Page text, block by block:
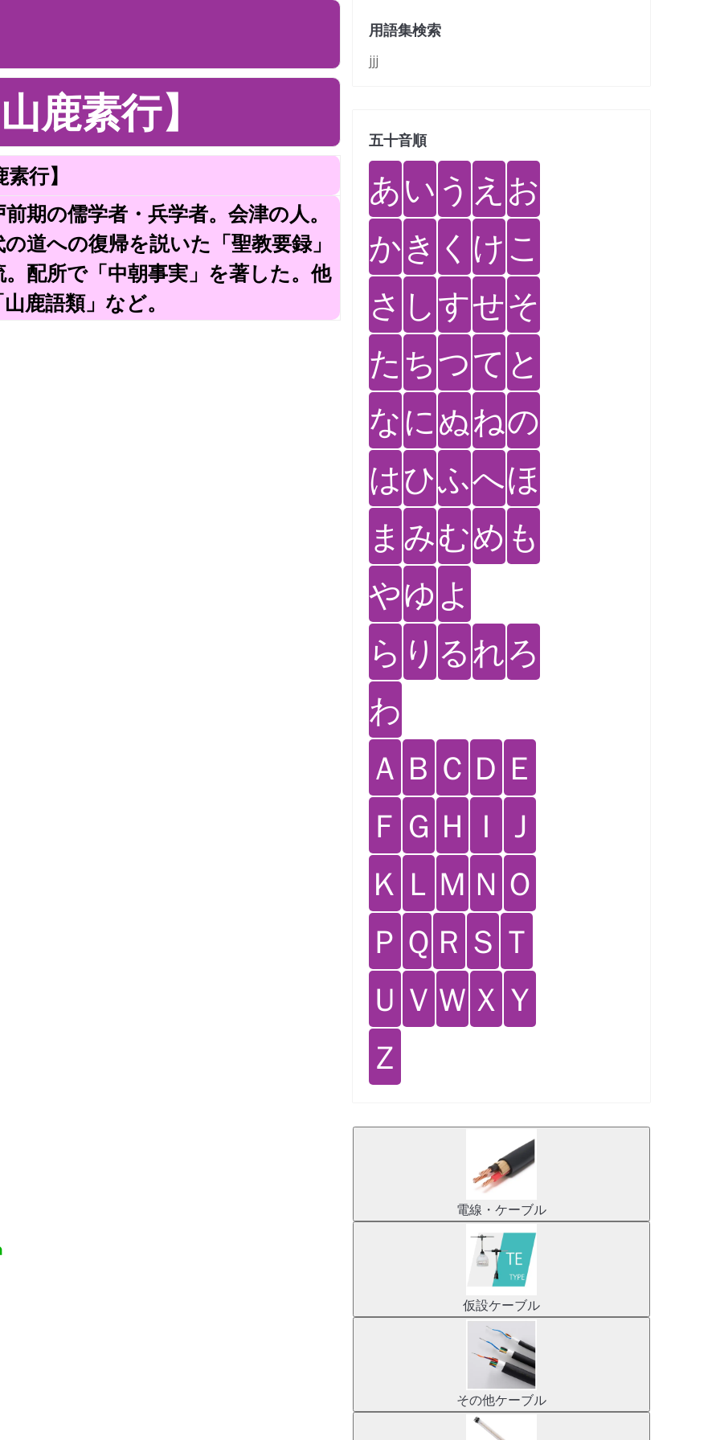
鹿素行】
行】
期の儒学者・兵学者。会津の人。
道への復帰を説いた「聖教要録」
配所で「中朝事実」を著した。他
鹿語類」など。
用語集検索
jjj
五十音順
あい う え お
かき く けこ
さ しすせそ
た ちつて と
なにぬねの
はひふへほ
ま みむめ も
やゆ よ
ら り るれろ
わ
Ａ Ｂ Ｃ Ｄ Ｅ
Ｆ Ｇ Ｈ Ｉ Ｊ
Ｋ Ｌ Ｍ Ｎ Ｏ
Ｐ Ｑ Ｒ Ｓ Ｔ
Ｕ Ｖ Ｗ Ｘ Ｙ
Ｚ
電線・ケーブル
仮設ケーブル
その他ケーブル